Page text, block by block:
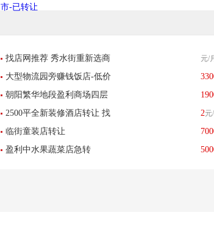
市-已转让
找店网推荐 秀水街重新选商
开启高端新时代
元/
大型物流园旁赚钱饭店-低价
急转
朝阳繁华地段盈利商场四层
餐厅转让
2500平全新装修酒店转让 找
店网推荐
2元
临街童装店转让
盈利中水果蔬菜店急转